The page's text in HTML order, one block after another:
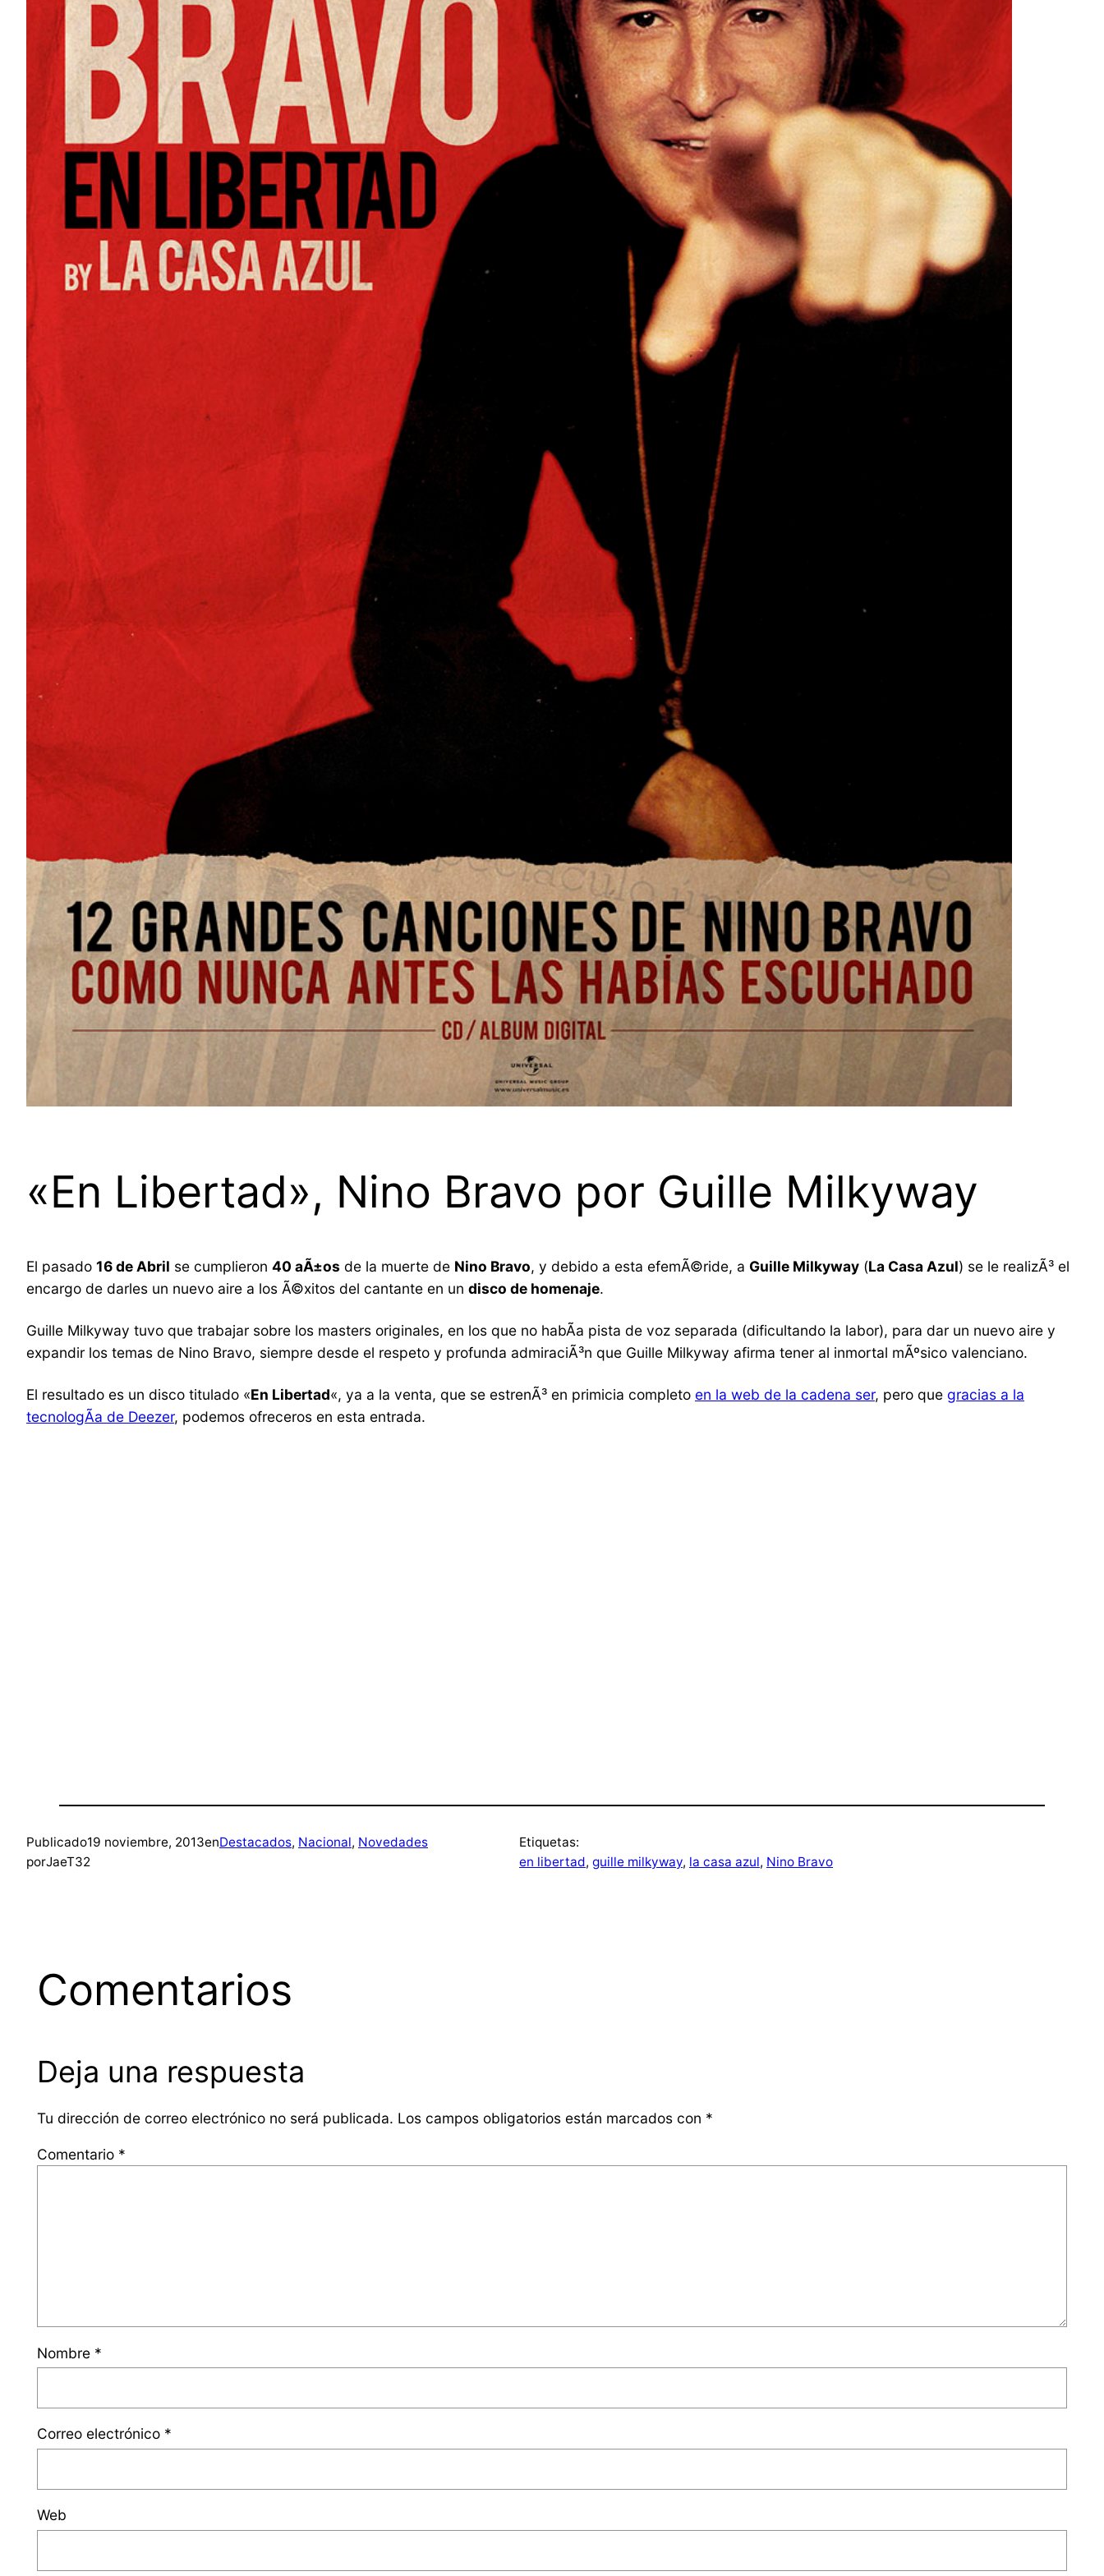
«En Libertad», Nino Bravo por Guille Milkyway
El pasado 16 de Abril se cumplieron 40 aÃ±os de la muerte de Nino Bravo, y debido a esta efemÃ©ride, a Guille Milkyway (La Casa Azul) se le realizÃ³ el
encargo de darles un nuevo aire a los Ã©xitos del cantante en un disco de homenaje.
Guille Milkyway tuvo que trabajar sobre los masters originales, en los que no habÃ­a pista de voz separada (dificultando la labor), para dar un nuevo aire y
expandir los temas de Nino Bravo, siempre desde el respeto y profunda admiraciÃ³n que Guille Milkyway afirma tener al inmortal mÃºsico valenciano.
El resultado es un disco titulado «En Libertad«, ya a la venta, que se estrenÃ³ en primicia completo en la web de la cadena ser, pero que gracias a la
tecnologÃ­a de Deezer, podemos ofreceros en esta entrada.
Publicado19 noviembre, 2013enDestacados, Nacional, Novedades
porJaeT32
Etiquetas:
en libertad, guille milkyway, la casa azul, Nino Bravo
Comentarios
Deja una respuesta
Tu dirección de correo electrónico no será publicada. Los campos obligatorios están marcados con *
Comentario *
Nombre *
Correo electrónico *
Web